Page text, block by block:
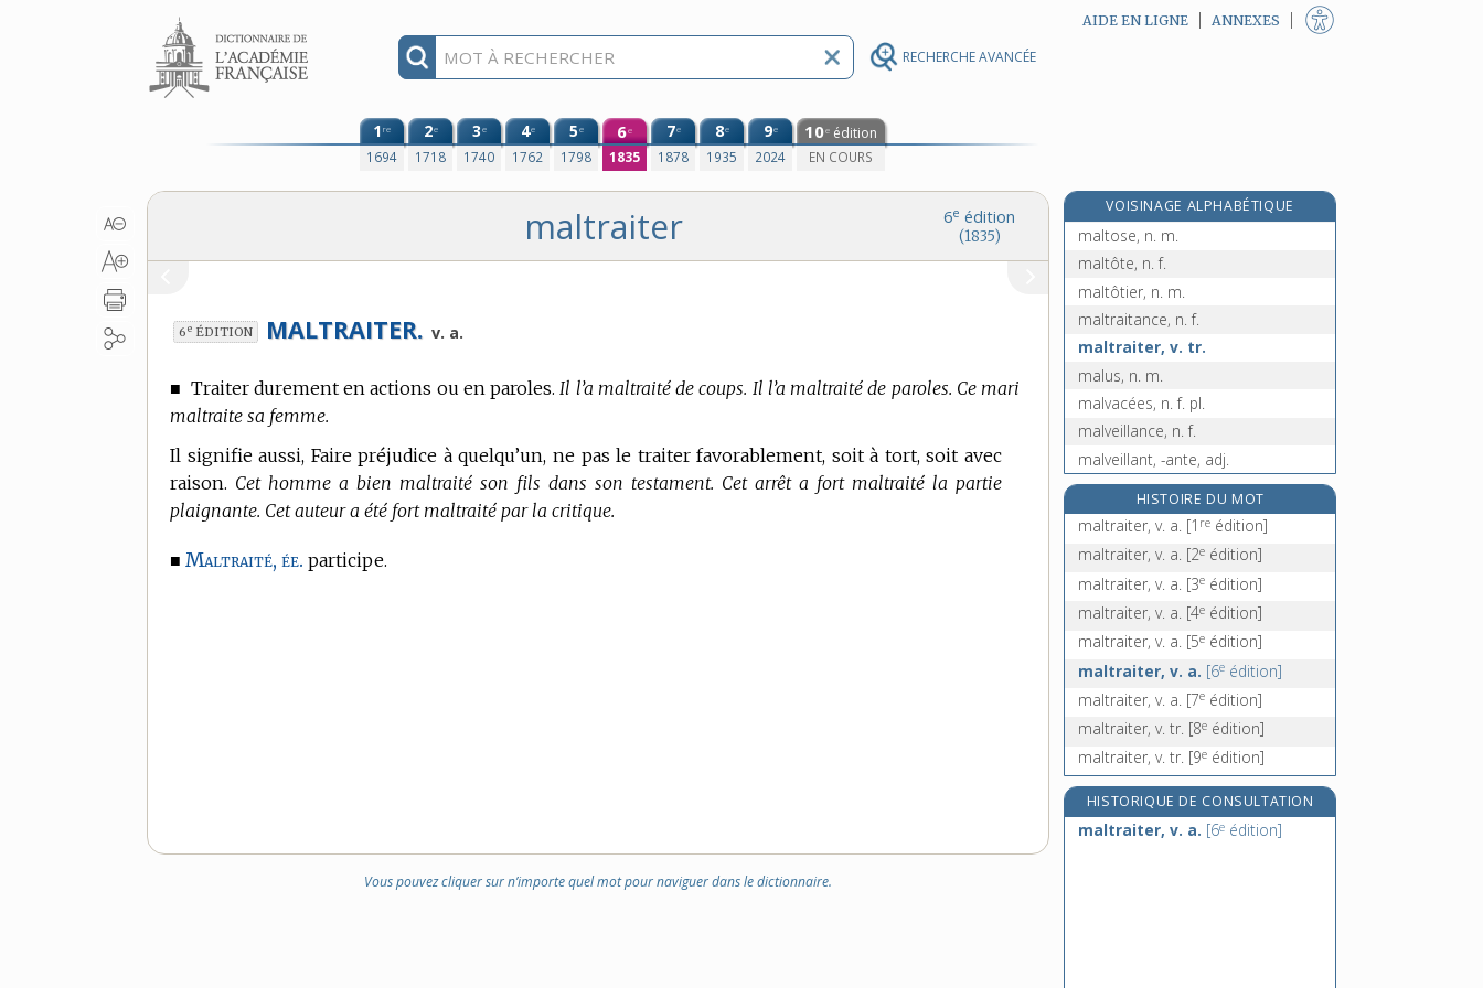
RECHERCHE AVANCÉE
Aller au contenu AIDE EN LIGNE ANNEXES
1re
1694
2e
1718
3e
1740
4e
1762
5e
1798
6e
1835
7e
1878
8e
1935
9e
2024
10e édition
EN COURS
6e édition
(1835)
maltraiter
6e ÉDITION MALTRAITER. v. a.
■ Traiter durement en actions ou en paroles. Il l’a maltraité de coups. Il l’a maltraité de paroles. Ce mari
maltraite sa femme.
Il signifie aussi, Faire préjudice à quelqu’un, ne pas le traiter favorablement, soit à tort, soit avec
raison. Cet homme a bien maltraité son fils dans son testament. Cet arrêt a fort maltraité la partie
plaignante. Cet auteur a été fort maltraité par la critique.
■ Maltraité, ée. participe.
Vous pouvez cliquer sur n’importe quel mot pour naviguer dans le dictionnaire.
VOISINAGE ALPHABÉTIQUE
malthusien, -ienne, adj.
maltose, n. m.
maltôte, n. f.
maltôtier, n. m.
maltraitance, n. f.
maltraiter, v. tr.
malus, n. m.
malvacées, n. f. pl.
malveillance, n. f.
malveillant, -ante, adj.
malvenu, -ue, adj.
malversation, n. f.
HISTOIRE DU MOT
maltraiter, v. a. [1 re édition]
maltraiter, v. a. [2e édition]
maltraiter, v. a. [3e édition]
maltraiter, v. a. [4e édition]
maltraiter, v. a. [5e édition]
maltraiter, v. a. [6e édition]
maltraiter, v. a. [7e édition]
maltraiter, v. tr. [8e édition]
maltraiter, v. tr. [9e édition]
HISTORIQUE DE CONSULTATION
maltraiter, v. a. [6e édition]